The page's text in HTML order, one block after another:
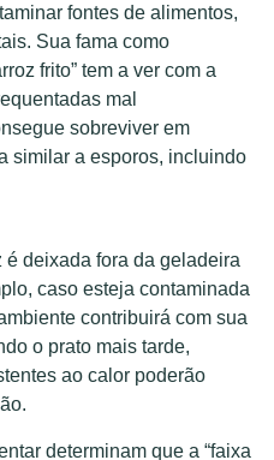
fontes de alimentos,
Sua fama como
frito” tem a ver com a
mal
sobreviver em
similar a esporos, incluindo
deixada fora da geladeira
caso esteja contaminada
contribuirá com sua
o prato mais tarde,
ao calor poderão
determinam que a “faixa